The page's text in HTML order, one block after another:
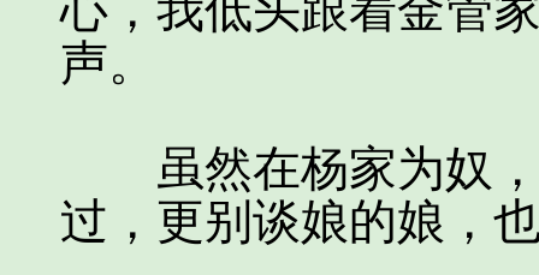
声。
虽然在杨家为奴，
过，更别谈娘的娘，